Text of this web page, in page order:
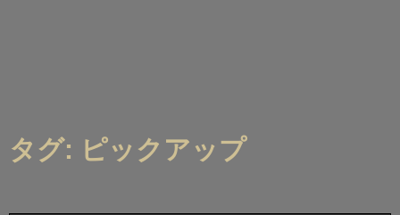
タグ: ピックアップ